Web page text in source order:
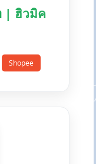
| ฮิวมิค
Shopee